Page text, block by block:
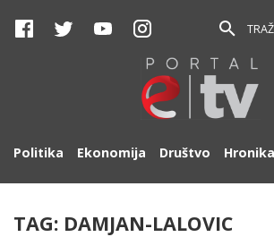
Politika Ekonomija Društvo Hronika
TAG: DAMJAN-LALOVIC